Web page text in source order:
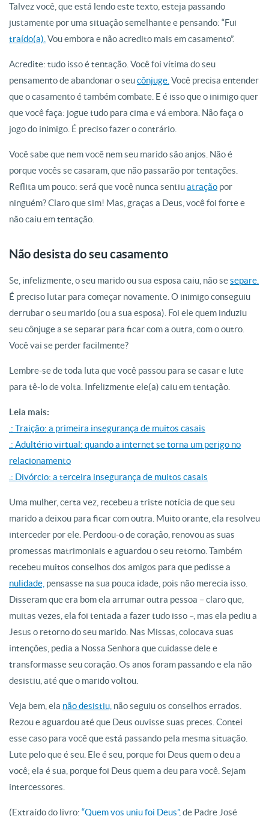
Talvez você, que está lendo este texto, esteja passando
justamente por uma situação semelhante e pensando: “Fui
traído(a). Vou embora e não acredito mais em casamento”.
Acredite: tudo isso é tentação. Você foi vítima do seu
pensamento de abandonar o seucônjuge. Você precisa entender
que o casamento é também combate. E é isso que o inimigo quer
que você faça: jogue tudo para cima e vá embora. Não faça o
jogo do inimigo. É preciso fazer o contrário.
Você sabe que nem você nem seu marido são anjos. Não é
porque vocês se casaram, que não passarão por tentações.
Reflita um pouco: será que você nunca sentiuatração por
ninguém? Claro que sim! Mas, graças a Deus, você foi forte e
não caiu em tentação.
Não desista do seu casamento
Se, infelizmente, o seu marido ou sua esposa caiu, não sesepare.
É preciso lutar para começar novamente. O inimigo conseguiu
derrubar o seu marido (ou a sua esposa). Foi ele quem induziu
seu cônjuge a se separar para ficar com a outra, com o outro.
Você vai se perder facilmente?
Lembre-se de toda luta que você passou para se casar e lute
para tê-lo de volta. Infelizmente ele(a) caiu em tentação.
Leia mais:
.: Traição: a primeira insegurança de muitos casais
.: Adultério virtual: quando a internet se torna um perigo no
relacionamento
.: Divórcio: a terceira insegurança de muitos casais
Uma mulher, certa vez, recebeu a triste notícia de que seu
marido a deixou para ficar com outra. Muito orante, ela resolveu
interceder por ele. Perdoou-o de coração, renovou as suas
promessas matrimoniais e aguardou o seu retorno. Também
recebeu muitos conselhos dos amigos para que pedisse a
nulidade, pensasse na sua pouca idade, pois não merecia isso.
Disseram que era bom ela arrumar outra pessoa – claro que,
muitas vezes, ela foi tentada a fazer tudo isso –, mas ela pediu a
Jesus o retorno do seu marido. Nas Missas, colocava suas
intenções, pedia a Nossa Senhora que cuidasse dele e
transformasse seu coração. Os anos foram passando e ela não
desistiu, até que o marido voltou.
Veja bem, ela não desistiu, não seguiu os conselhos errados.
Rezou e aguardou até que Deus ouvisse suas preces. Contei
esse caso para você que está passando pela mesma situação.
Lute pelo que é seu. Ele é seu, porque foi Deus quem o deu a
você; ela é sua, porque foi Deus quem a deu para você. Sejam
intercessores.
(Extraído do livro: “Quem vos uniu foi Deus”, de Padre José